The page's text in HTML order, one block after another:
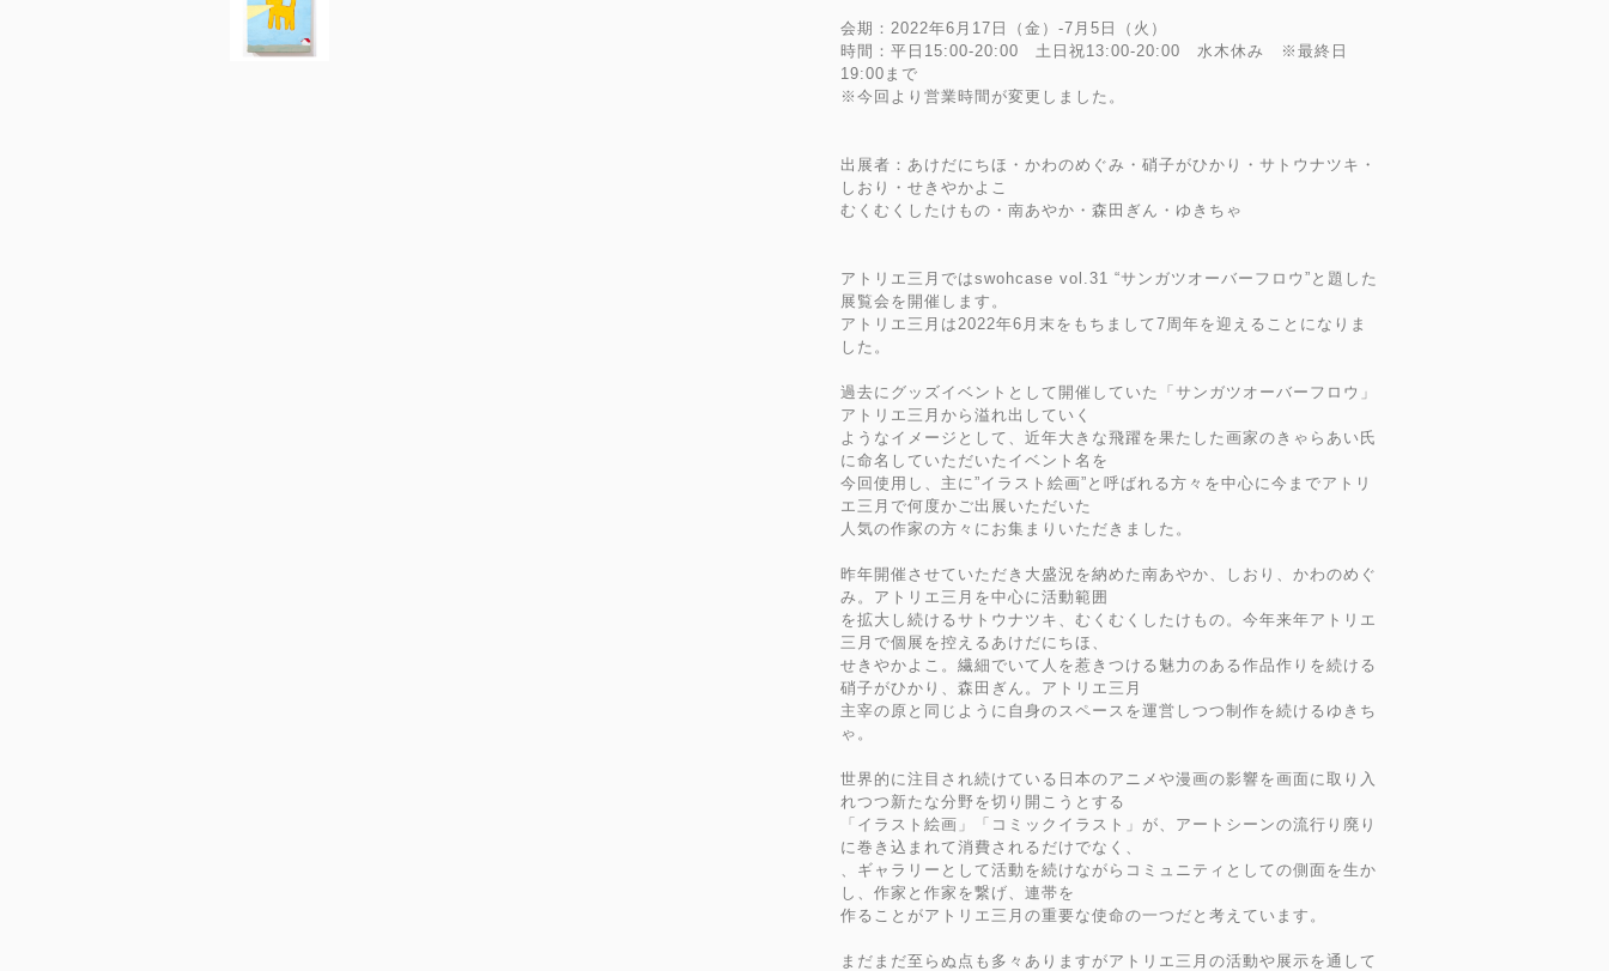
会期：2022年6月17日（金）-7月5日（火）
時間：平日15:00-20:00 土日祝13:00-20:00 水木休み ※最終日
19:00まで
※今回より営業時間が変更しました。
出展者：あけだにちほ・かわのめぐみ・硝子がひかり・サトウナツキ・
しおり・せきやかよこ
むくむくしたけもの・南あやか・森田ぎん・ゆきちゃ
アトリエ三月ではswohcase vol.31 “サンガツオーバーフロウ”と題した
展覧会を開催します。
アトリエ三月は2022年6月末をもちまして7周年を迎えることになりま
した。
過去にグッズイベントとして開催していた「サンガツオーバーフロウ」
アトリエ三月から溢れ出していく
ようなイメージとして、近年大きな飛躍を果たした画家のきゃらあい氏
に命名していただいたイベント名を
今回使用し、主に”イラスト絵画”と呼ばれる方々を中心に今までアトリ
エ三月で何度かご出展いただいた
人気の作家の方々にお集まりいただきました。
昨年開催させていただき大盛況を納めた南あやか、しおり、かわのめぐ
み。アトリエ三月を中心に活動範囲
を拡大し続けるサトウナツキ、むくむくしたけもの。今年来年アトリエ
三月で個展を控えるあけだにちほ、
せきやかよこ。繊細でいて人を惹きつける魅力のある作品作りを続ける
硝子がひかり、森田ぎん。アトリエ三月
主宰の原と同じように自身のスペースを運営しつつ制作を続けるゆきち
ゃ。
世界的に注目され続けている日本のアニメや漫画の影響を画面に取り入
れつつ新たな分野を切り開こうとする
「イラスト絵画」「コミックイラスト」が、アートシーンの流行り廃り
に巻き込まれて消費されるだけでなく、
、ギャラリーとして活動を続けながらコミュニティとしての側面を生か
し、作家と作家を繋げ、連帯を
作ることがアトリエ三月の重要な使命の一つだと考えています。
まだまだ至らぬ点も多々ありますがアトリエ三月の活動や展示を通して